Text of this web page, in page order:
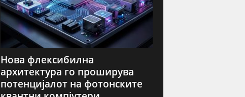
Нова флексибилна
архитектура го проширува
потенцијалот на фотонските